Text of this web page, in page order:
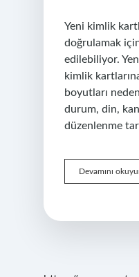
Yeni kimlik
doğrulamak
edilebiliyor.
kimlik
boyutları
durum, din,
düzenlenme
Devamını